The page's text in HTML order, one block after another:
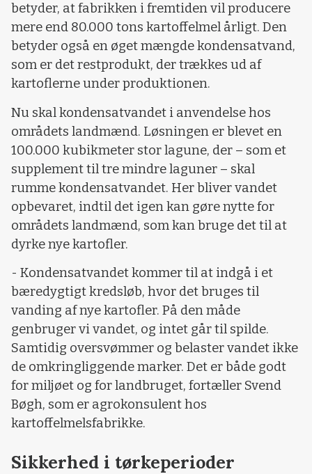
betyder, at fabrikken i fremtiden vil producere
mere end 80.000 tons kartoffelmel årligt. Den
betyder også en øget mængde kondensatvand,
som er det restprodukt, der trækkes ud af
kartoflerne under produktionen.
Nu skal kondensatvandet i anvendelse hos
områdets landmænd. Løsningen er blevet en
100.000 kubikmeter stor lagune, der – som et
supplement til tre mindre laguner – skal
rumme kondensatvandet. Her bliver vandet
opbevaret, indtil det igen kan gøre nytte for
områdets landmænd, som kan bruge det til at
dyrke nye kartofler.
- Kondensatvandet kommer til at indgå i et
bæredygtigt kredsløb, hvor det bruges til
vanding af nye kartofler. På den måde
genbruger vi vandet, og intet går til spilde.
Samtidig oversvømmer og belaster vandet ikke
de omkringliggende marker. Det er både godt
for miljøet og for landbruget, fortæller Svend
Bøgh, som er agrokonsulent hos
kartoffelmelsfabrikke.
Sikkerhed i tørkeperioder